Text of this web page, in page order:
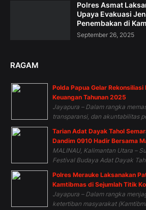
Polres Asmat
Upaya Evakuasi
Penembakan di
September 26, 2025
RAGAM
Polda Papua Gelar
Keuangan Tahunan 2025
Jayapura – Dalam rangka
transparansi, dan akuntabilitas
Tarian Adat Dayak Tahol
Dandim 0910 Hadir Bersama
MALINAU, Kalimantan Utara –
Festival Budaya Adat Dayak
Polres Merauke Laksanakan
Kamtibmas di Sejumlah Titik
Jayapura – Dalam rangka
ketertiban masyarakat